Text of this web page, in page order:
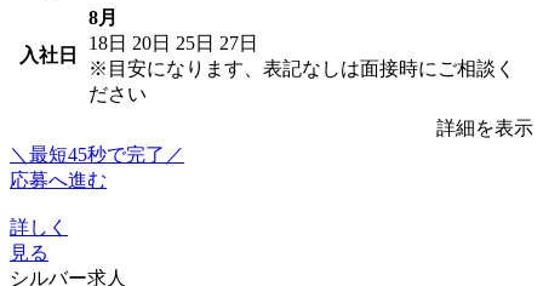
入社日
8月
18日 20日 25日 27日
※目安になります、表記なしは面接時にご相談く
ださい
詳細を表示
＼最短45秒で完了／
応募へ進む
詳しく
見る
シルバー求人